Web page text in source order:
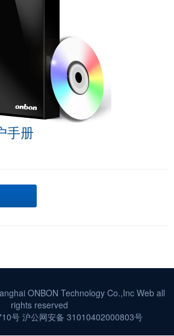
手册
ONBON Technology Co.,Inc Web all
rights reserved
号沪公网安备 31010402000803号